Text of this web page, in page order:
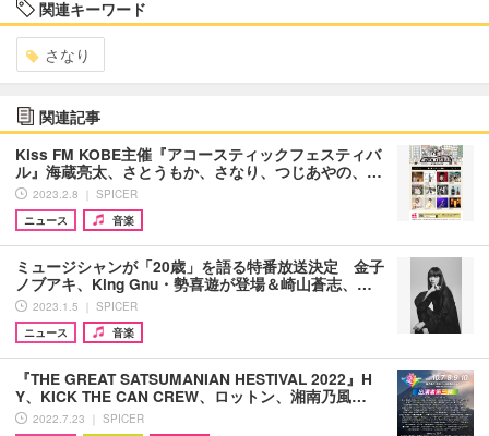
関連キーワード
さなり
関連記事
Kiss FM KOBE主催『アコースティックフェスティバ
ル』海蔵亮太、さとうもか、さなり、つじあやの、…
2023.2.8 ｜ SPICER
ニュース
音楽
ミュージシャンが「20歳」を語る特番放送決定 金子
ノブアキ、King Gnu・勢喜遊が登場＆崎山蒼志、…
2023.1.5 ｜ SPICER
ニュース
音楽
『THE GREAT SATSUMANIAN HESTIVAL 2022』H
Y、KICK THE CAN CREW、ロットン、湘南乃風…
2022.7.23 ｜ SPICER